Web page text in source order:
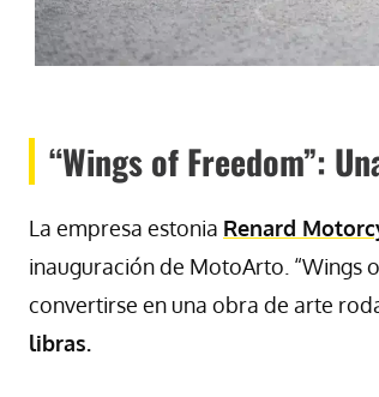
“Wings of Freedom”:
La empresa estonia Renard
inauguración de MotoArto. “Wings
convertirse en una obra de arte
libras.